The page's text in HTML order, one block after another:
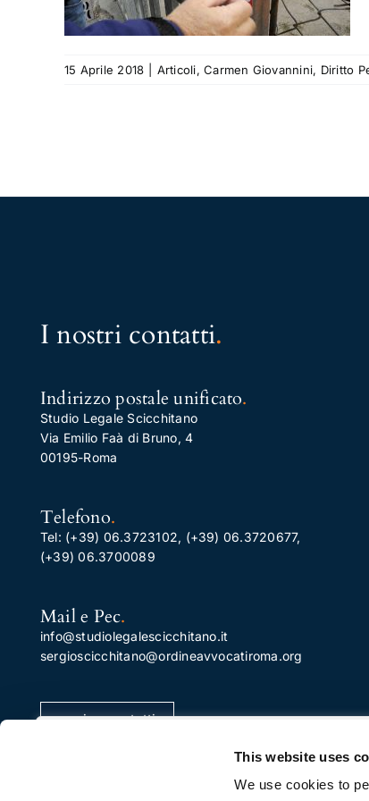
This website uses
We use cookies to
Utilizziamo i cookie per migliorare la tua esperienza
15 Aprile 2018 Articoli,Carmen Giovannini, Diritto
I nostri contatti.
Indirizzo postale unificato.
Studio Legale Scicchitano
Via Emilio Faà di Bruno, 4
00195-Roma
Telefono.
Tel: (+39) 06.3723102, (+39) 06.3720677,
(+39) 06.3700089
Mail e Pec.
info@studiolegalescicchitano.it
sergioscicchitano@ordineavvocatiroma.org
pagina contatti